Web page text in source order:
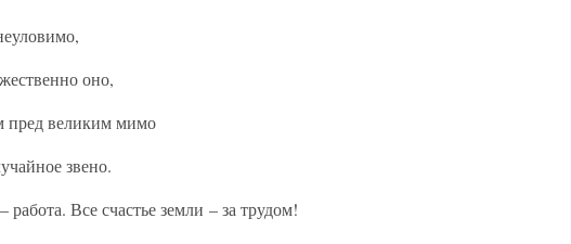
оно,
пред великим мимо
звено.
работа. Все счастье земли – за трудом!